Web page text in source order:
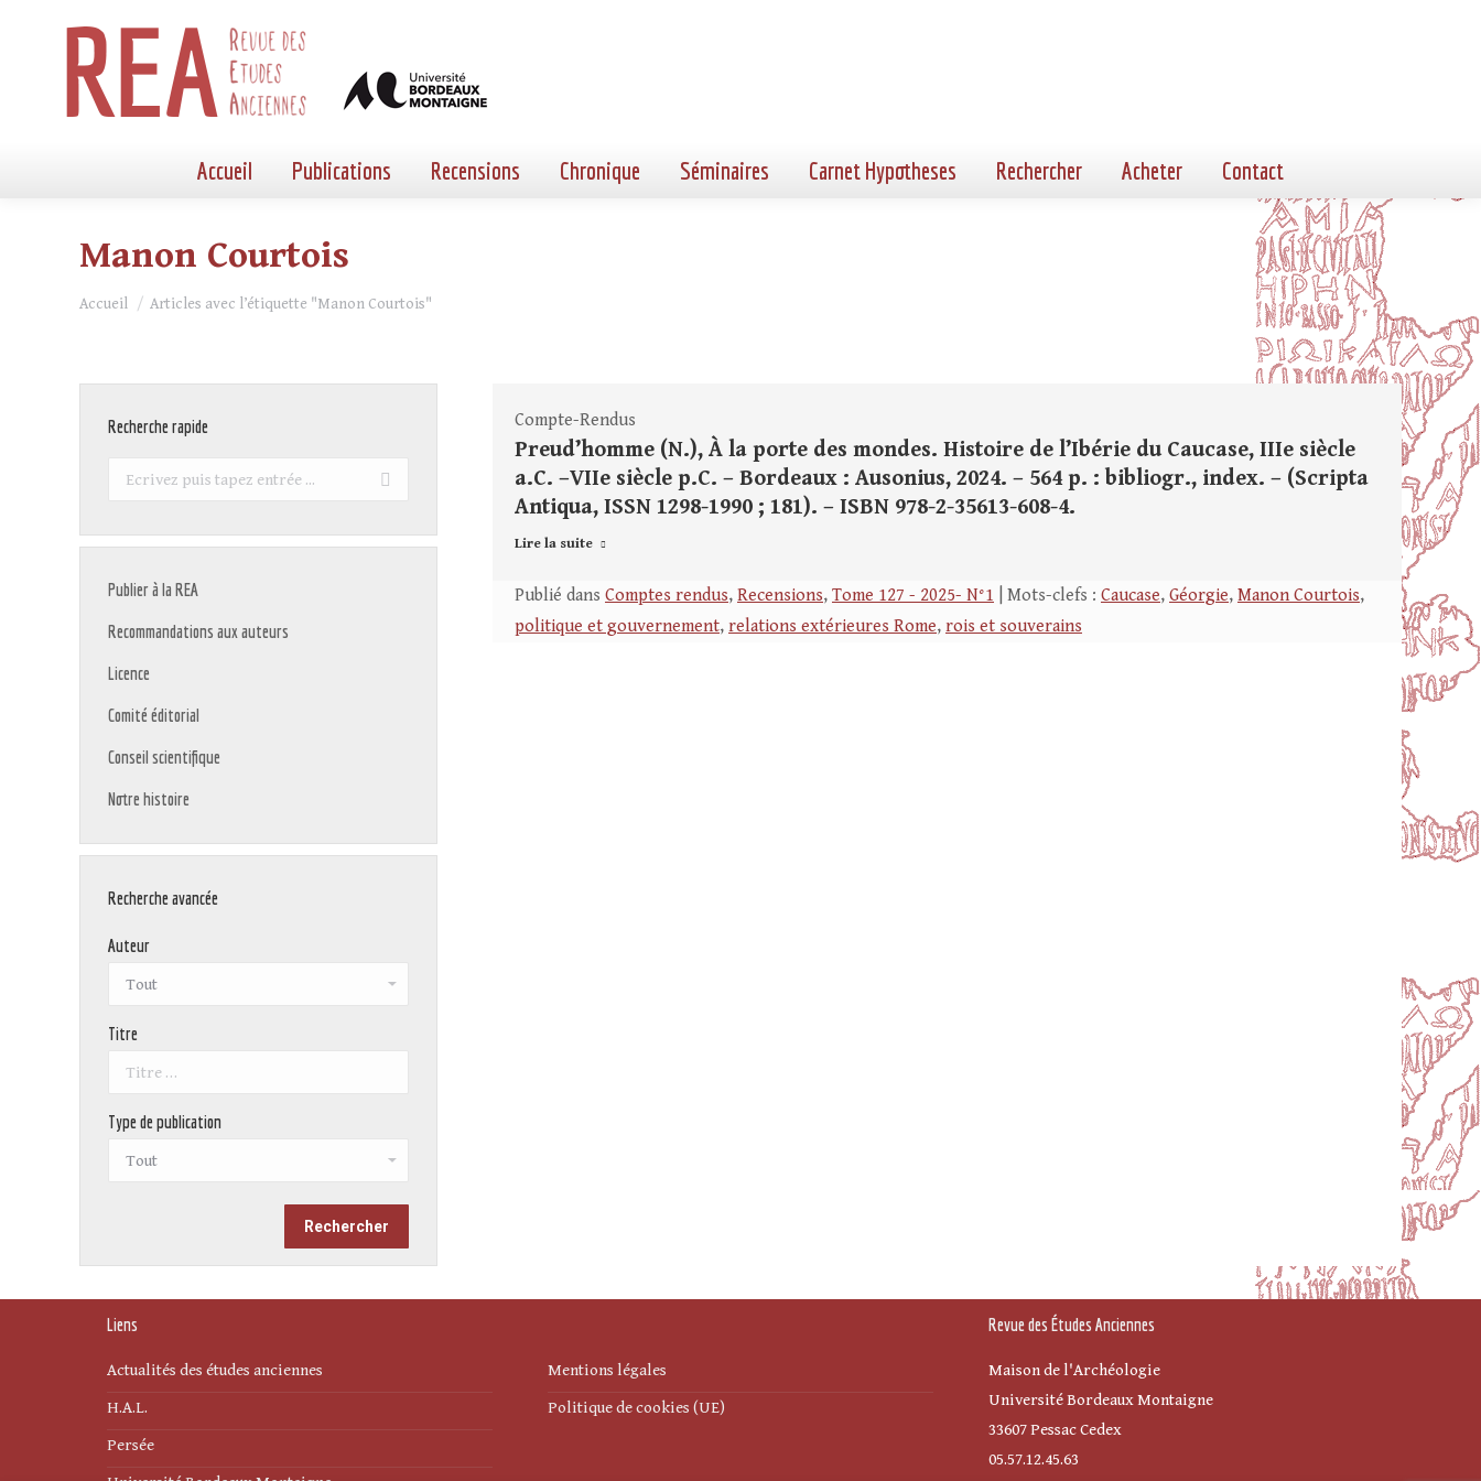
Accueil Publications Recensions Chronique Séminaires Carnet Hypotheses Rechercher Acheter Contact
Manon Courtois
Vous êtes ici :
Accueil Articles avec l’étiquette "Manon Courtois"
Compte-Rendus
Preud’homme (N.), À la porte des mondes. Histoire de l’Ibérie du Caucase, IIIe siècle
a.C. –VIIe siècle p.C. – Bordeaux : Ausonius, 2024. – 564 p. : bibliogr., index. – (Scripta
Antiqua, ISSN 1298-1990 ; 181). – ISBN 978-2-35613-608-4.
Lire la suite
Publié dans Comptes rendus, Recensions, Tome 127 - 2025- N°1 | Mots-clefs : Caucase, Géorgie, Manon Courtois,
politique et gouvernement, relations extérieures Rome, rois et souverains
Recherche rapide
Recherche
Publier à la REA
Recommandations aux auteurs
Licence
Comité éditorial
Conseil scientifique
Notre histoire
Recherche avancée
Auteur
Titre
Type de publication
Liens
Actualités des études anciennes
H.A.L.
Persée
Mentions légales
Politique de cookies (UE)
Revue des Études Anciennes
Maison de l'Archéologie
Université Bordeaux Montaigne
33607 Pessac Cedex
05.57.12.45.63